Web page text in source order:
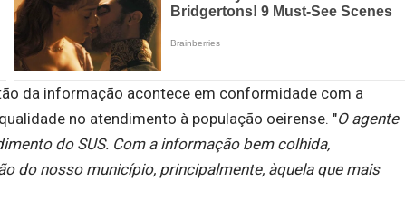
da informação acontece em conformidade com a
no atendimento à população oeirense. "O agente
do SUS. Com a informação bem colhida,
do nosso município, principalmente, àquela que mais